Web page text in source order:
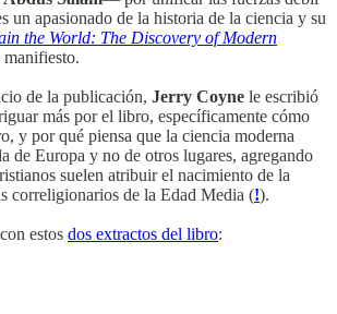
un apasionado de la historia de la ciencia y su
the World: The Discovery of Modern
manifiesto.
de la publicación, Jerry Coyne le escribió
más por el libro, específicamente cómo
y por qué piensa que la ciencia moderna
de Europa y no de otros lugares, agregando
suelen atribuir el nacimiento de la
correligionarios de la Edad Media (!).
estos dos extractos del libro: